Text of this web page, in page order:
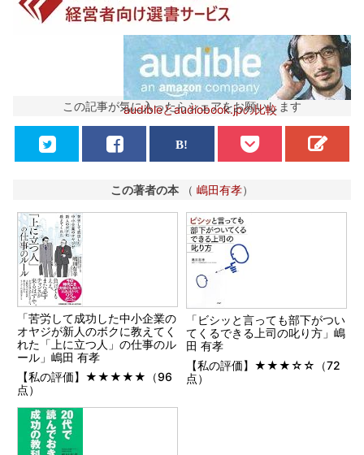
audibleとaudiobook.jpの比較
この記事が気に入ったらシェアをお願いします
この著者の本 （ 嶋田有孝）
「苦労して成功した中小企業の
オヤジが新人のボクに教えてく
れた「上に立つ人」の仕事のル
ール」嶋田 有孝
【私の評価】★★★★★（96
点）
「ビシッと言っても部下がつい
てくるできる上司の叱り方」嶋
田 有孝
【私の評価】★★★☆☆（72
点）